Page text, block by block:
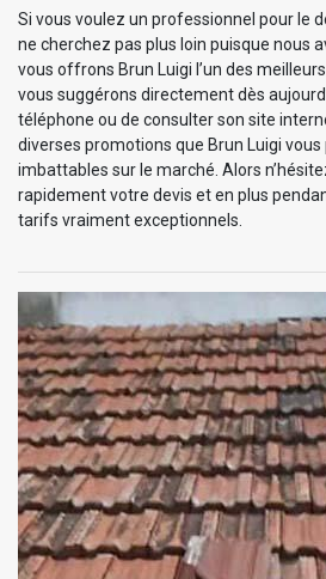
Si vous voulez un professionnel pour le
ne cherchez pas plus loin puisque nous
vous offrons Brun Luigi l’un des
vous suggérons directement dès
téléphone ou de consulter son site
diverses promotions que Brun Luigi
imbattables sur le marché. Alors
rapidement votre devis et en plus
tarifs vraiment exceptionnels.